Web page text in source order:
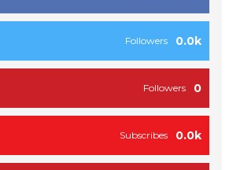
0.0k
Followers
0
Followers
0.0k
Subscribes